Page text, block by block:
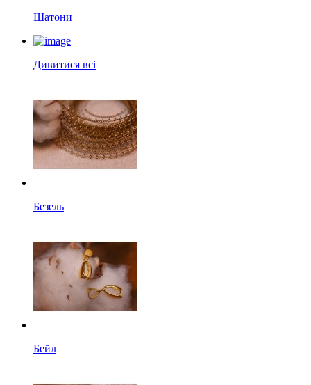
Шатони
Дивитися всі
Безель
Бейл